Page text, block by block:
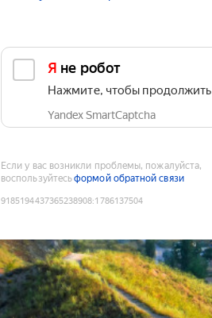
Я не робот
Нажмите, чтобы продолжить
Yandex SmartCaptcha
Если у вас возникли проблемы, пожалуйста,
воспользуйтесьформой обратной связи
9185194437365238908:1786137504